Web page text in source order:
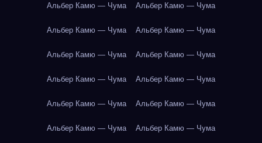
Альбер Камю — Чума Альбер Камю — Чума
Альбер Камю — Чума Альбер Камю — Чума
Альбер Камю — Чума Альбер Камю — Чума
Альбер Камю — Чума Альбер Камю — Чума
Альбер Камю — Чума Альбер Камю — Чума
Альбер Камю — Чума Альбер Камю — Чума